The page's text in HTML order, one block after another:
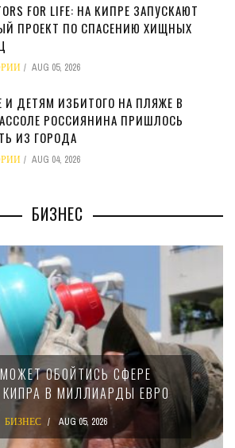
FOR LIFE: НА КИПРЕ ЗАПУСКАЮТ
ПРОЕКТ ПО СПАСЕНИЮ ХИЩНЫХ
AUG 05, 2026
И ДЕТЯМ ИЗБИТОГО НА ПЛЯЖЕ В
РОССИЯНИНА ПРИШЛОСЬ
ИЗ ГОРОДА
AUG 04, 2026
БИЗНЕС
ПЕРЕПИСАЛ ЗАКОН О
НАЛОГЕ ДЛЯ
МЕЖДУНАРОДНЫХ
КОМПАНИЙ
БИЗНЕС AUG 02, 2026